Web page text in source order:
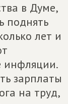
в Думе,
поднять
лет и
инфляции.
зарплаты
на труд,